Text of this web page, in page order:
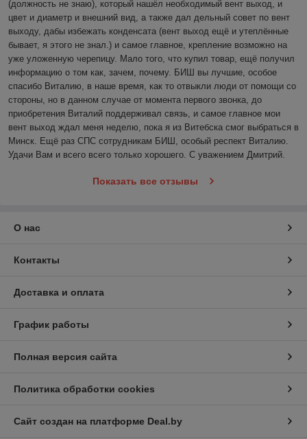
(должность не знаю), который нашёл необходимый вент выход, и
цвет и диаметр и внешний вид, а также дал дельный совет по вент
выходу, дабы избежать конденсата (вент выход ещё и утеплённые
бывает, я этого не знал.) и самое главное, крепление возможно на
уже уложенную черепицу. Мало того, что купил товар, ещё получил
информацию о том как, зачем, почему. БИШ вы лучшие, особое
спасибо Виталию, в наше время, как то отвыкли люди от помощи со
стороны, но в данном случае от момента первого звонка, до
приобретения Виталий поддерживал связь, и самое главное мои
вент выход ждал меня неделю, пока я из Витебска смог выбраться в
Минск. Ещё раз СПС сотрудникам БИШ, особый респект Виталию.
Удачи Вам и всего всего только хорошего. С уважением Дмитрий.
Показать все отзывы
О нас
Контакты
Доставка и оплата
График работы
Полная версия сайта
Политика обработки cookies
Сайт создан на платформе Deal.by